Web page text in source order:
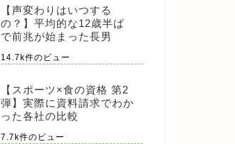
【声変わりはいつする
の？】平均的な12歳半ば
で前兆が始まった長男
14.7k件のビュー
【スポーツ×食の資格 第2
弾】実際に資料請求でわか
った各社の比較
7.7k件のビュー